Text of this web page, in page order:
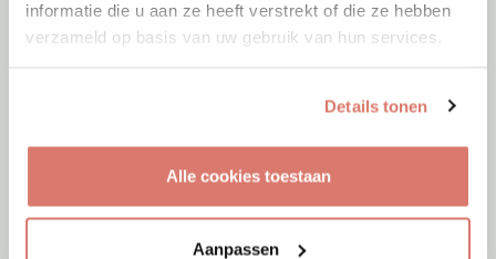
informatie die u aan ze heeft verstrekt of die ze hebben
verzameld op basis van uw gebruik van hun services.
Details tonen
Alle cookies toestaan
Aanpassen